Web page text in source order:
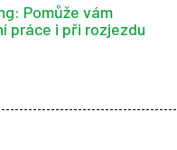
Pomůže vám
práce i při rozjezdu